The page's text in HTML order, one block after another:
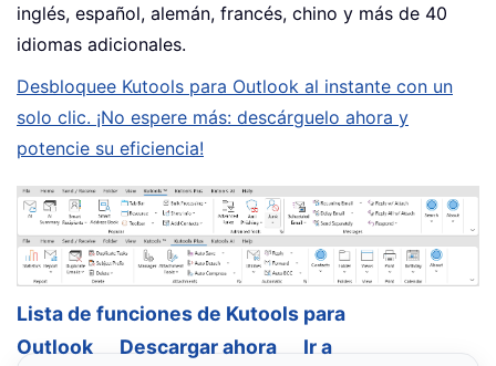
inglés, español, alemán, francés, chino y más de 40
idiomas adicionales.
Desbloquee Kutools para Outlook al instante con un
solo clic. ¡No espere más: descárguelo ahora y
potencie su eficiencia!
Lista de funciones de Kutools para
Outlook
Descargar ahora
Ir a